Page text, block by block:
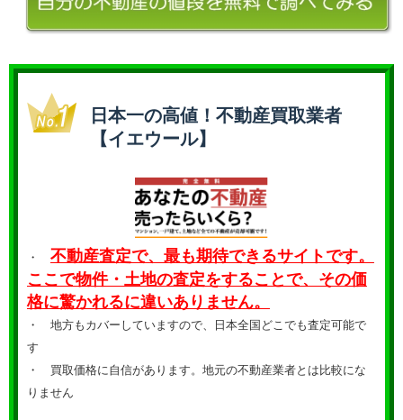
日本一の高値！不動産買取業者
【イエウール】
・ 不動産査定で、最も期待できるサイトです。
ここで物件・土地の査定をすることで、その価
格に驚かれるに違いありません。
・ 地方もカバーしていますので、日本全国どこでも査定可能で
す
・ 買取価格に自信があります。地元の不動産業者とは比較にな
りません